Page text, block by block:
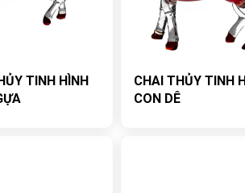
TINH HÌNH
CHAI THỦY TINH
CON DÊ